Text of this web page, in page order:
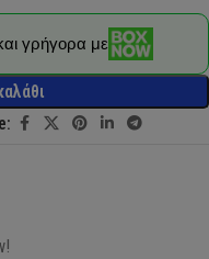
γρήγορα με